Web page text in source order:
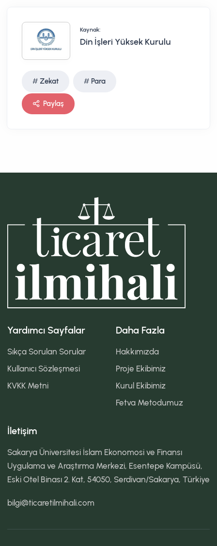
Kaynak:
Din İşleri Yüksek Kurulu
Zekat Para
Paylaş
Yardımcı Sayfalar
Sıkça Sorulan Sorular
Kullanıcı Sözleşmesi
KVKK Metni
Daha Fazla
Hakkımızda
Proje Ekibimiz
Kurul Ekibimiz
Fetva Metodumuz
İletişim
Sakarya Üniversitesi İslam Ekonomosi ve Finansı
Uygulama ve Araştırma Merkezi, Esentepe Kampüsü,
Eski Otel Binası 2. Kat, 54050, Serdivan/Sakarya, Türkiye
bilgi@ticaretilmihali.com